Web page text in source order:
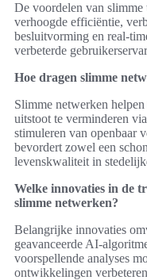
De voordelen van slimme
verhoogde efficiëntie,
besluitvorming en real-
verbeterde
Hoe dragen slimme
Slimme netwerken
uitstoot te verminderen
stimuleren van openbaar
bevordert zowel een
levenskwaliteit in
Welke innovaties in de
slimme netwerken?
Belangrijke innovaties
geavanceerde AI-
voorspellende analyses
ontwikkelingen